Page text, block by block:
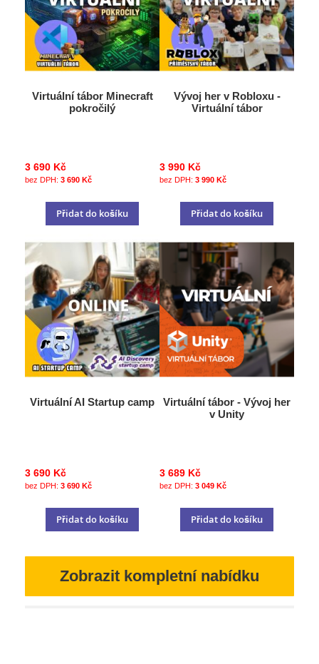
Virtuální tábor Minecraft
pokročilý
3 690 Kč
3 690 Kč
Přidat do košíku
Vývoj her v Robloxu -
Virtuální tábor
3 990 Kč
3 990 Kč
Přidat do košíku
Virtuální AI Startup camp
3 690 Kč
3 690 Kč
Přidat do košíku
Virtuální tábor - Vývoj her
v Unity
3 689 Kč
3 049 Kč
Přidat do košíku
Zobrazit kompletní nabídku